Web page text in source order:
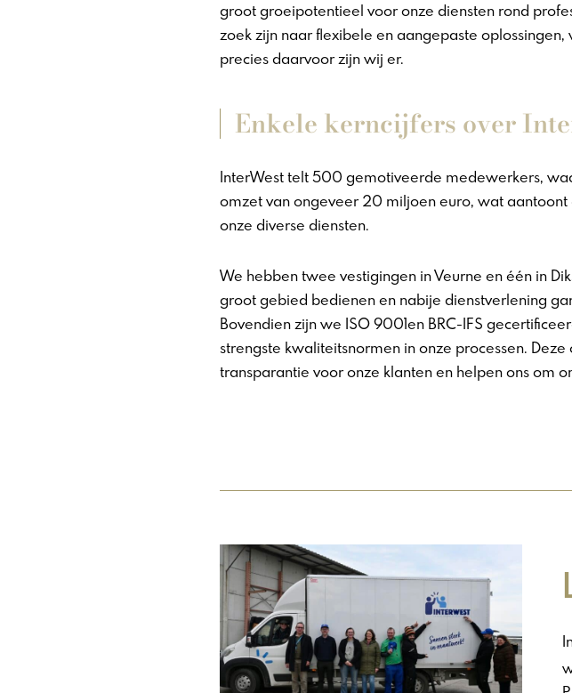
groot groeipotentieel voor onze diensten rond
zoek zijn naar flexibele en aangepaste
precies daarvoor zijn wij er.
Enkele kerncijfers over
InterWest telt 500 gemotiveerde medewerkers,
omzet van ongeveer 20 miljoen euro, wat
onze diverse diensten.
We hebben twee vestigingen in Veurne en één in
groot gebied bedienen en nabije dienstverlening
Bovendien zijn we ISO 9001en BRC-IFS
strengste kwaliteitsnormen in onze processen.
transparantie voor onze klanten en helpen ons om